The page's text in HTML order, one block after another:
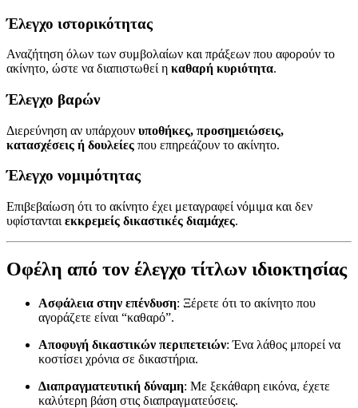
Έλεγχο ιστορικότητας
Αναζήτηση όλων των συμβολαίων και πράξεων που αφορούν το
ακίνητο, ώστε να διαπιστωθεί η καθαρή κυριότητα.
Έλεγχο βαρών
Διερεύνηση αν υπάρχουν υποθήκες, προσημειώσεις,
κατασχέσεις ή δουλείες που επηρεάζουν το ακίνητο.
Έλεγχο νομιμότητας
Επιβεβαίωση ότι το ακίνητο έχει μεταγραφεί νόμιμα και δεν
υφίστανται εκκρεμείς δικαστικές διαμάχες.
Οφέλη από τον έλεγχο τίτλων ιδιοκτησίας
Ασφάλεια στην επένδυση: Ξέρετε ότι το ακίνητο που
αγοράζετε είναι “καθαρό”.
Αποφυγή δικαστικών περιπετειών: Ένα λάθος μπορεί να
κοστίσει χρόνια σε δικαστήρια.
Διαπραγματευτική δύναμη: Με ξεκάθαρη εικόνα, έχετε
καλύτερη βάση στις διαπραγματεύσεις.